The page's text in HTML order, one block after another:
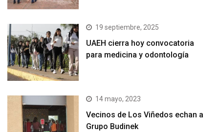
19 septiembre, 2025
UAEH cierra hoy convocatoria
para medicina y odontología
14 mayo, 2023
Vecinos de Los Viñedos echan a
Grupo Budinek